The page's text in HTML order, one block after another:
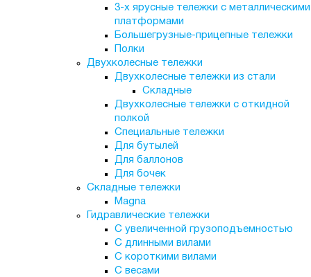
3-х ярусные тележки с металлическими
платформами
Большегрузные-прицепные тележки
Полки
Двухколесные тележки
Двухколесные тележки из стали
Складные
Двухколесные тележки с откидной
полкой
Специальные тележки
Для бутылей
Для баллонов
Для бочек
Складные тележки
Magna
Гидравлические тележки
С увеличенной грузоподъемностью
С длинными вилами
С короткими вилами
С весами